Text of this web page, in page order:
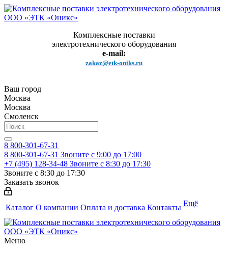
Комплексные поставки
электротехнического оборудования
e-mail:
zakaz@etk-oniks.ru
Ваш город
Москва
Москва
Смоленск
8 800-301-67-31
8 800-301-67-31 Звоните с 9:00 до 17:00
+7 (495) 128-34-48 Звоните с 8:30 до 17:30
Звоните с 8:30 до 17:30
Заказать звонок
Каталог О компании Оплата и доставка Контакты Ещё
Меню